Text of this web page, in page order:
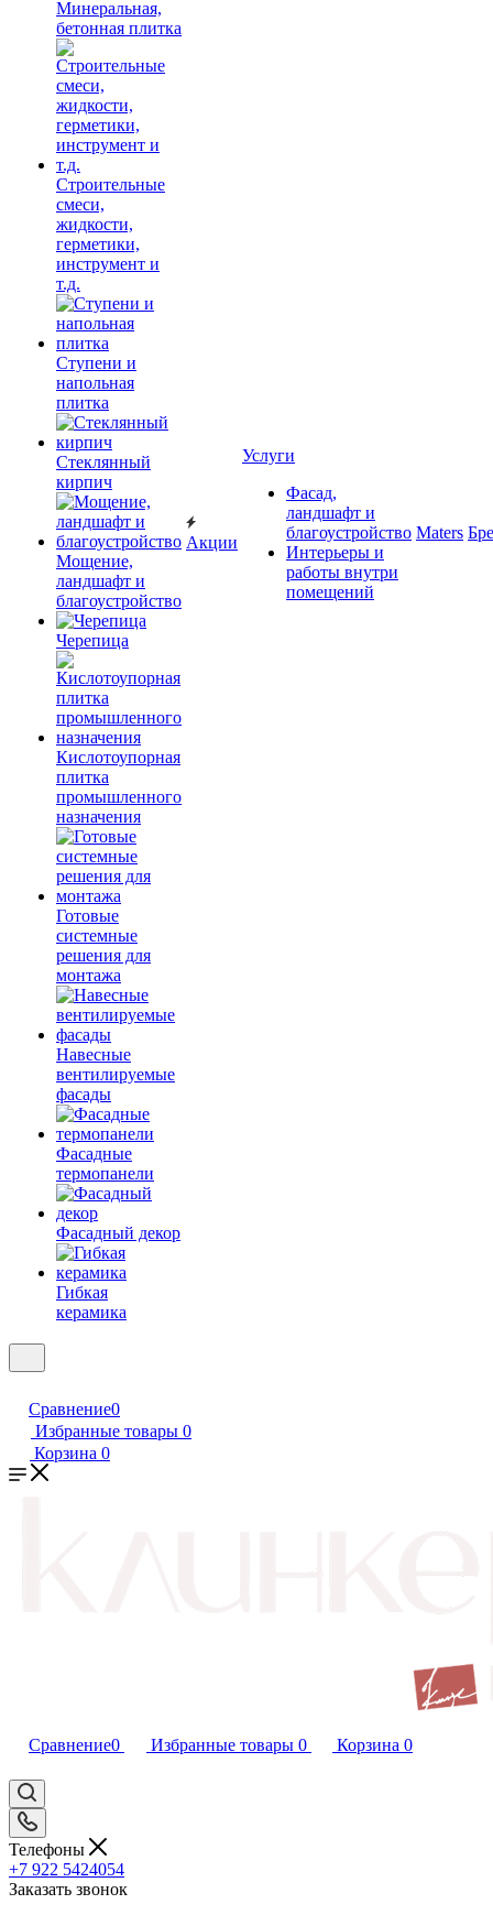
Минеральная,
бетонная плитка
Строительные
смеси,
жидкости,
герметики,
инструмент и
т.д.
Ступени и
напольная
плитка
Cтеклянный
кирпич
Мощение,
ландшафт и
благоустройство
Черепица
Кислотоупорная
плитка
промышленного
назначения
Готовые
системные
решения для
монтажа
Навесные
вентилируемые
фасады
Фасадные
термопанели
Фасадный декор
Гибкая
керамика
Акции
Услуги
Фасад,
ландшафт и
благоустройство
Интерьеры и
работы внутри
помещений
Maters
Сравнение0
Избранные товары 0
Корзина 0
Сравнение0 Избранные товары 0 Корзина 0
Телефоны
+7 922 5424054
Заказать звонок